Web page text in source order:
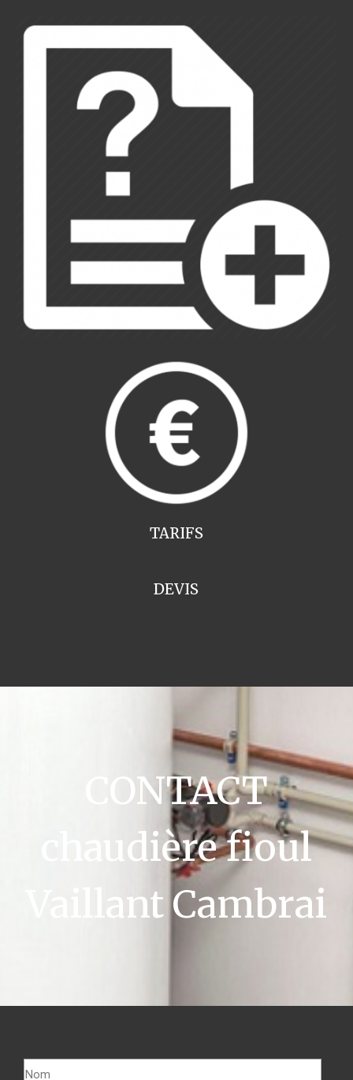
TARIFS
DEVIS
CONTACT
chaudière fioul
Vaillant Cambrai